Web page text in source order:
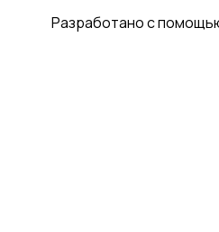
Разработано с